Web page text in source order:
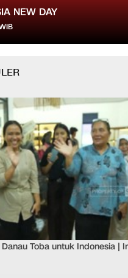
NEW DAY
Danau Toba untuk Indonesia |